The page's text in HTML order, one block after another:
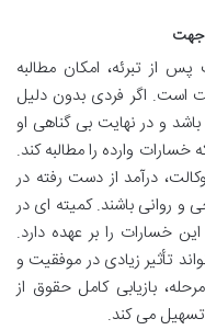
جهت
از تبرئه، امکان مطالبه
است. اگر فردی بدون دلیل
باشد و در نهایت بی گناهی او
وارده را مطالبه کند.
درآمد از دست رفته در
روانی باشند. کمیته ای در
خسارات را بر عهده دارد.
تأثیر زیادی در موفقیت و
بازیابی کامل حقوق از
می کند.